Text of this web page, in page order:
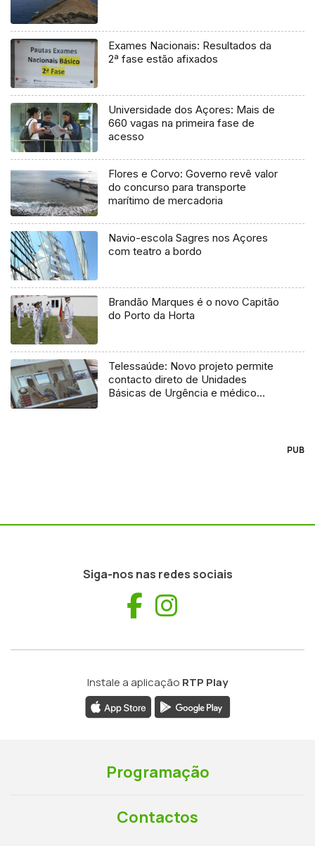
Exames Nacionais: Resultados da
2ª fase estão afixados
Universidade dos Açores: Mais de
660 vagas na primeira fase de
acesso
Flores e Corvo: Governo revê valor
do concurso para transporte
marítimo de mercadoria
Navio-escola Sagres nos Açores
com teatro a bordo
Brandão Marques é o novo Capitão
do Porto da Horta
Telessaúde: Novo projeto permite
contacto direto de Unidades
Básicas de Urgência e médico
PUB
Siga-nos nas redes sociais
Facebook
Instale a aplicação RTP Play
Programação
Contactos